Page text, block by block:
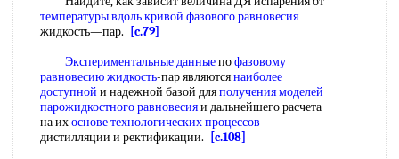
температуры вдолькривой фазового равновесия
жидкость—пар.
[c.79]
Экспериментальные данныепофазовому
равновесию жидкость-пар являютсянаиболее
доступной и надежной базой дляполучения моделей
парожидкостного равновесияи дальнейшего расчета
на ихоснове технологических процессов
дистилляции и ректификации.
[c.108]